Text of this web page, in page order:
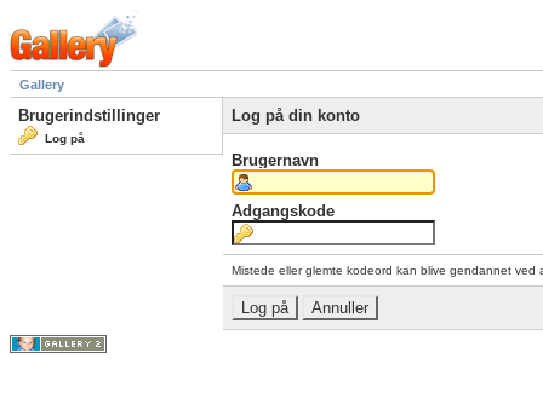
Gallery
Brugerindstillinger
Log på
Log på din konto
Brugernavn
Adgangskode
Mistede eller glemte kodeord kan blive gendannet ved